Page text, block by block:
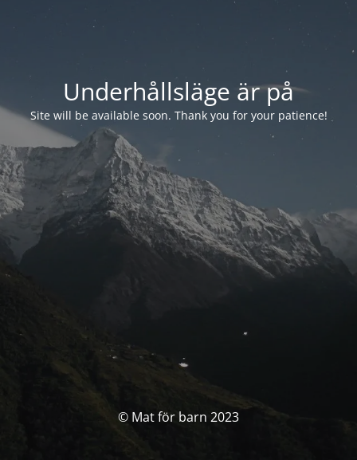
Underhållsläge är på
Site will be available soon. Thank you for your patience!
© Mat för barn 2023